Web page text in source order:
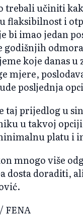
trebali učiniti
flaksibilnost i
bi imao jedan
godišnjih
koje danas u
mjere,
posljednja
taj prijedlog u
u takvoj
platu i
mnogo više
dosta doraditi,
FENA